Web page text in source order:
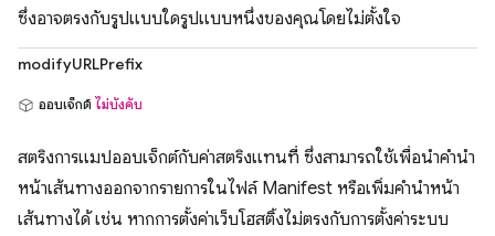
ซึ่งอาจตรงกับรูปแบบใดรูปแบบหนึ่งของคุณโดยไม่ตั้งใจ
modifyURLPrefix
ออบเจ็กต์ ไม่บังคับ
สตริงการแมปออบเจ็กต์กับค่าสตริงแทนที่ ซึ่งสามารถใช้เพื่อนำคำนำ
หน้าเส้นทางออกจากรายการในไฟล์ Manifest หรือเพิ่มคำนำหน้า
เส้นทางได้ เช่น หากการตั้งค่าเว็บโฮสติ้งไม่ตรงกับการตั้งค่าระบบ